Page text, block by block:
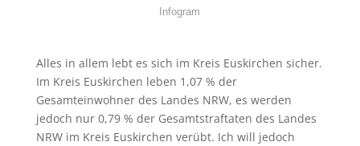
Infogram
Alles in allem lebt es sich im Kreis Euskirchen sicher.
Im Kreis Euskirchen leben 1,07 % der
Gesamteinwohner des Landes NRW, es werden
jedoch nur 0,79 % der Gesamtstraftaten des Landes
NRW im Kreis Euskirchen verübt. Ich will jedoch